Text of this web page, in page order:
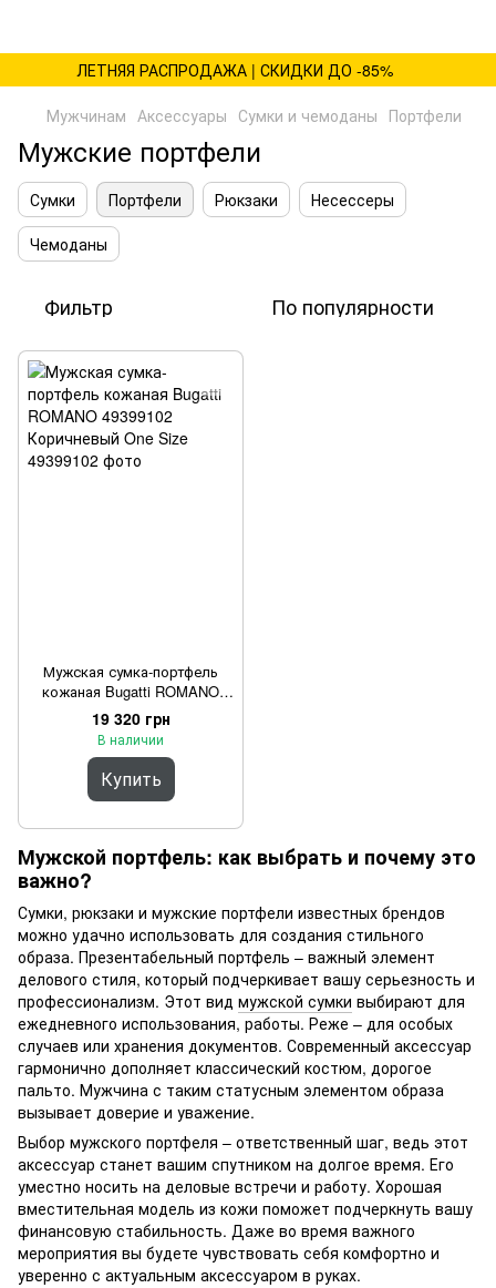
ЛЕТНЯЯ РАСПРОДАЖА | СКИДКИ ДО -85%
Мужчинам Аксессуары Сумки и чемоданы Портфели
Мужские портфели
Сумки Портфели Рюкзаки
Несессеры
Чемоданы
Фильтр По популярности
Мужская сумка-портфель
кожаная Bugatti ROMANO
49399102 Коричневый One
Size
19 320 грн
В наличии
Купить
Мужской портфель: как выбрать и почему это
важно?
Сумки, рюкзаки и мужские портфели известных брендов
можно удачно использовать для создания стильного
образа. Презентабельный портфель – важный элемент
делового стиля, который подчеркивает вашу серьезность и
профессионализм. Этот вид мужской сумки выбирают для
ежедневного использования, работы. Реже – для особых
случаев или хранения документов. Современный аксессуар
гармонично дополняет классический костюм, дорогое
пальто. Мужчина с таким статусным элементом образа
вызывает доверие и уважение.
Выбор мужского портфеля – ответственный шаг, ведь этот
аксессуар станет вашим спутником на долгое время. Его
уместно носить на деловые встречи и работу. Хорошая
вместительная модель из кожи поможет подчеркнуть вашу
финансовую стабильность. Даже во время важного
мероприятия вы будете чувствовать себя комфортно и
уверенно с актуальным аксессуаром в руках.